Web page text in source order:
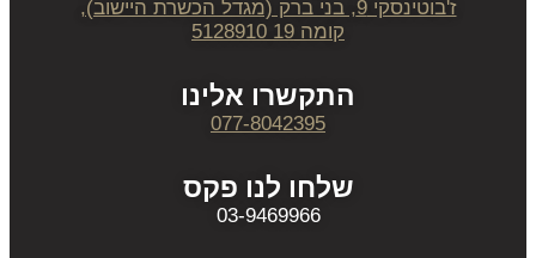
ז'בוטינסקי 9, בני ברק (מגדל הכשרת היישוב),
קומה 19 5128910
התקשרו אלינו
077-8042395
שלחו לנו פקס
03-9469966